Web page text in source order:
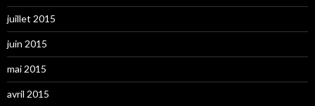
juillet 2015
juin 2015
mai 2015
avril 2015